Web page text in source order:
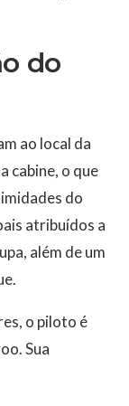
do
ao local da
cabine, o que
do
atribuídos a
além de um
o piloto é
Sua